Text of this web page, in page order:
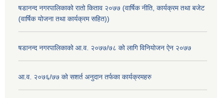
षडानन्द नगरपालिकाको रातो किताव २०७७ (वार्षिक नीति, कार्यक्रम तथा बजेट
(वार्षिक योजना तथा कार्यक्रम सहित))
षडानन्द नगरपालिकाको आ.व. २०७७/७८ को लागि विनियोजन ऐन २०७७
आ.व. २०७६/७७ को सशर्त अनुदान तर्फका कार्यक्रमहरु